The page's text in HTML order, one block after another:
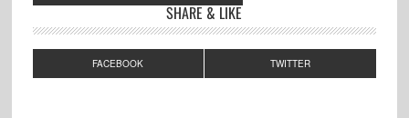
SHARE & LIKE
FACEBOOK TWITTER